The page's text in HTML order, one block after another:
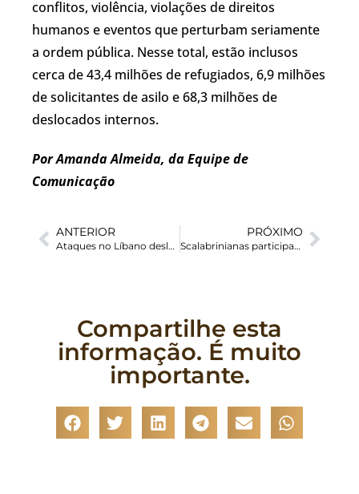
conflitos, violência, violações de direitos
humanos e eventos que perturbam seriamente
a ordem pública. Nesse total, estão inclusos
cerca de 43,4 milhões de refugiados, 6,9 milhões
de solicitantes de asilo e 68,3 milhões de
deslocados internos.
Por Amanda Almeida, da Equipe de
Comunicação
ANTERIOR
Ataques no Líbano deslocaram mais de 27.000 pessoas em 48h
PRÓXIMO
Scalabrinianas participaram do Primeiro Congresso Nacional da Infância Missionária
Compartilhe esta
informação. É muito
importante.